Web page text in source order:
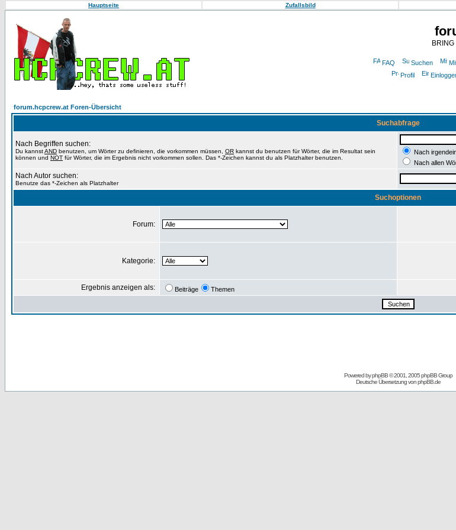
Hauptseite Zufallsbild
FAQ Suchen
Profil
forum.hcpcrew.at Foren-Übersicht
Suchabfrage
Nach Begriffen suchen:
Du kannstAND benutzen, um Wörter zu definieren, die vorkommen müssen, OR kannst du benutzen für Wörter, die im Resultat sein
können und NOT für Wörter, die im Ergebnis nicht vorkommen sollen. Das *-Zeichen kannst du als Platzhalter benutzen.
Nach
Nach allen
Nach Autor suchen:
Benutze das *-Zeichen als Platzhalter
Suchoptionen
Forum:
Kategorie:
Ergebnis anzeigen als: Beiträge Themen
Powered byphpBB© 2001, 2005 phpBB Group
Deutsche Übersetzung vonphpBB.de